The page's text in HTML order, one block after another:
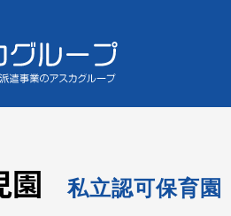
園 私立認可保育園